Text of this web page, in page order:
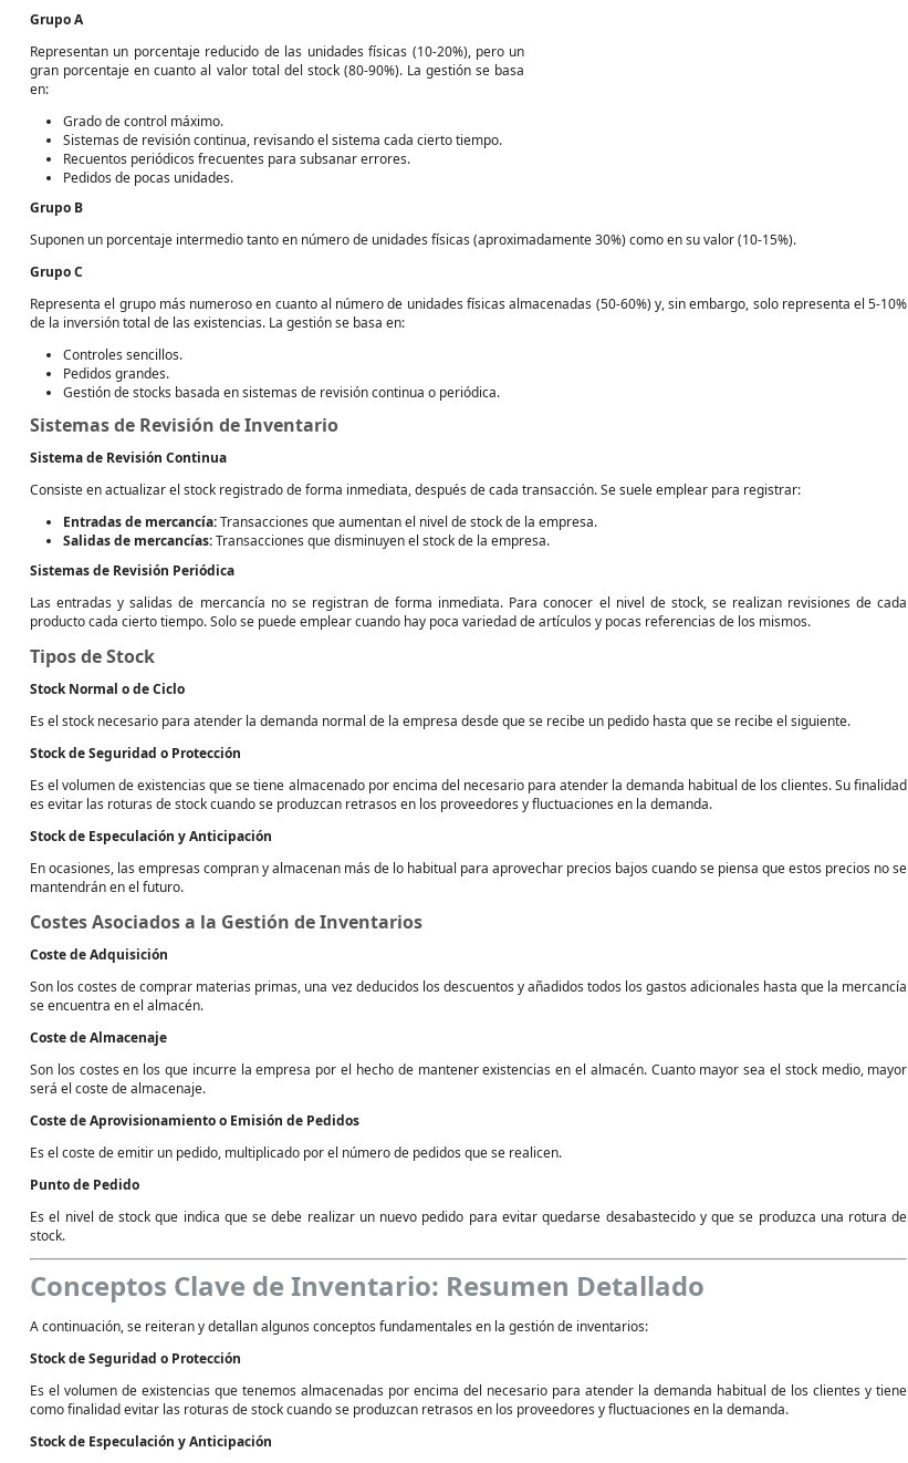
Grupo A
Representan un porcentaje reducido de las unidades físicas (10-20%), pero un
gran porcentaje en cuanto al valor total del stock (80-90%). La gestión se basa
en:
Grado de control máximo.
Sistemas de revisión continua, revisando el sistema cada cierto tiempo.
Recuentos periódicos frecuentes para subsanar errores.
Pedidos de pocas unidades.
Grupo B
Suponen un porcentaje intermedio tanto en número de unidades físicas (aproximadamente 30%) como en su valor (10-15%).
Grupo C
Representa el grupo más numeroso en cuanto al número de unidades físicas almacenadas (50-60%) y, sin embargo, solo representa el 5-10%
de la inversión total de las existencias. La gestión se basa en:
Controles sencillos.
Pedidos grandes.
Gestión de stocks basada en sistemas de revisión continua o periódica.
Sistemas de Revisión de Inventario
Sistema de Revisión Continua
Consiste en actualizar el stock registrado de forma inmediata, después de cada transacción. Se suele emplear para registrar:
Entradas de mercancía:Transacciones que aumentan el nivel de stock de la empresa.
Salidas de mercancías:Transacciones que disminuyen el stock de la empresa.
Sistemas de Revisión Periódica
Las entradas y salidas de mercancía no se registran de forma inmediata. Para conocer el nivel de stock, se realizan revisiones de cada
producto cada cierto tiempo. Solo se puede emplear cuando hay poca variedad de artículos y pocas referencias de los mismos.
Tipos de Stock
Stock Normal o de Ciclo
Es el stock necesario para atender la demanda normal de la empresa desde que se recibe un pedido hasta que se recibe el siguiente.
Stock de Seguridad o Protección
Es el volumen de existencias que se tiene almacenado por encima del necesario para atender la demanda habitual de los clientes. Su finalidad
es evitar las roturas de stock cuando se produzcan retrasos en los proveedores y fluctuaciones en la demanda.
Stock de Especulación y Anticipación
En ocasiones, las empresas compran y almacenan más de lo habitual para aprovechar precios bajos cuando se piensa que estos precios no se
mantendrán en el futuro.
Costes Asociados a la Gestión de Inventarios
Coste de Adquisición
Son los costes de comprar materias primas, una vez deducidos los descuentos y añadidos todos los gastos adicionales hasta que la mercancía
se encuentra en el almacén.
Coste de Almacenaje
Son los costes en los que incurre la empresa por el hecho de mantener existencias en el almacén. Cuanto mayor sea el stock medio, mayor
será el coste de almacenaje.
Coste de Aprovisionamiento o Emisión de Pedidos
Es el coste de emitir un pedido, multiplicado por el número de pedidos que se realicen.
Punto de Pedido
Es el nivel de stock que indica que se debe realizar un nuevo pedido para evitar quedarse desabastecido y que se produzca una rotura de
stock.
Conceptos Clave de Inventario: Resumen Detallado
A continuación, se reiteran y detallan algunos conceptos fundamentales en la gestión de inventarios:
Stock de Seguridad o Protección
Es el volumen de existencias que tenemos almacenadas por encima del necesario para atender la demanda habitual de los clientes y tiene
como finalidad evitar las roturas de stock cuando se produzcan retrasos en los proveedores y fluctuaciones en la demanda.
Stock de Especulación y Anticipación